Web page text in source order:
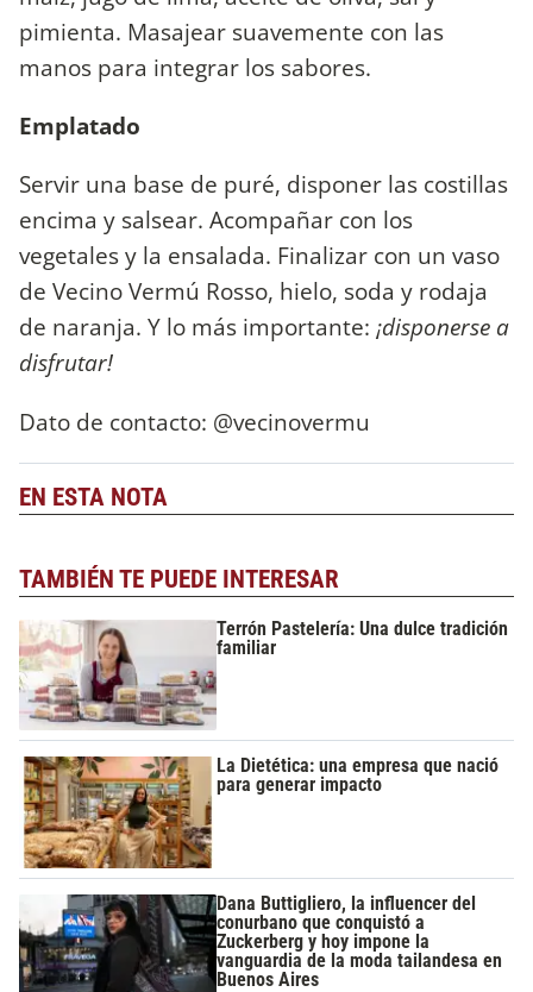
pimienta. Masajear suavemente con las
manos para integrar los sabores.
Emplatado
Servir una base de puré, disponer las costillas
encima y salsear. Acompañar con los
vegetales y la ensalada. Finalizar con un vaso
de Vecino Vermú Rosso, hielo, soda y rodaja
de naranja. Y lo más importante: ¡disponerse a
disfrutar!
Dato de contacto: @vecinovermu
EN ESTA NOTA
TAMBIÉN TE PUEDE INTERESAR
Terrón Pastelería: Una dulce tradición
familiar
La Dietética: una empresa que nació
para generar impacto
Dana Buttigliero, la influencer del
conurbano que conquistó a
Zuckerberg y hoy impone la
vanguardia de la moda tailandesa en
Buenos Aires